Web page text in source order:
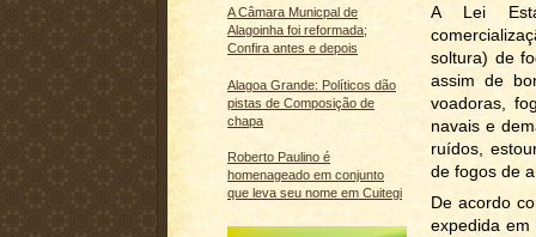
A Câmara Municpal de
Alagoinha foi reformada;
Confira antes e depois
Alagoa Grande: Políticos dão
pistas de Composição de
chapa
Roberto Paulino é
homenageado em conjunto
que leva seu nome em Cuitegi
A Lei
soltura) de
assim de
voadoras,
navais e
ruídos,
de fogos de
De acordo
expedida em